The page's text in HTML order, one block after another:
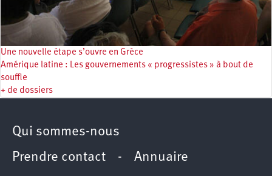
Une nouvelle étape s’ouvre en Grèce
Amérique latine : Les gouvernements « progressistes » à bout de
souffle
+ de dossiers
Qui sommes-nous
Prendre contact - Annuaire